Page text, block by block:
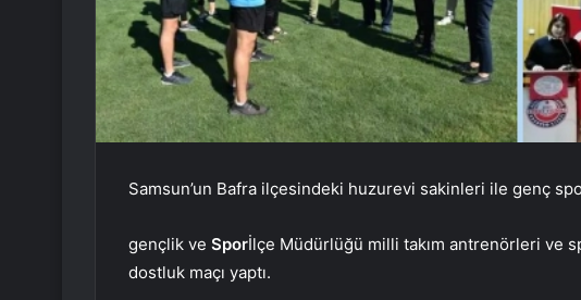
Samsun’un Bafra ilçesindeki huzurevi sakinleri ile genç
gençlik ve Sporİlçe Müdürlüğü milli takım antrenörleri ve
dostluk maçı yaptı.